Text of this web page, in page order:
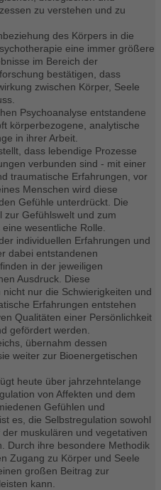
zu verstehen und zu
des Körpers in die
eine immer größere
im Bereich der
bestätigen, dass
zwischen Körper, Seele
Psychoanalyse entstandene
körperbezogene, analytische
in ihrer Arbeit.
dass lebendige Prozesse
verbunden sind - mit einer
traumatische Erfahrungen, vor
Menschen wird diese
Gefühle unterdrückt. Die
zur Gefühlswelt und zum
wesentliche Rolle.
individuellen Erfahrungen und
dabei entstandenen
in der jeweiligen
Ausdruck. Diese
nur die Schwierigkeiten und
Erfahrungen entstehen
Qualitäten einer Persönlichkeit
gefördert werden.
übernahm dessen
weiter zur Bioenergetischen
heute über jahrzehntelange
von Affekten und dem
Gefühlen und
es, die Selbstregulation sowohl
muskulären und vegetativen
Durch ihre besondere Methodik
Zugang zu Körper und Seele
großen Beitrag zur
kann.